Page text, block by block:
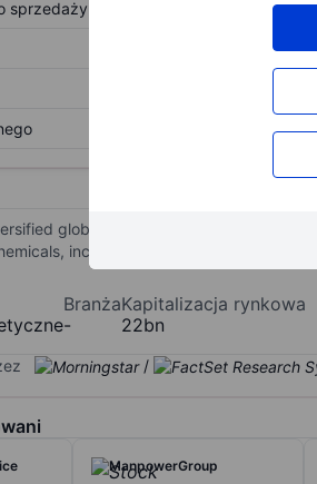
sprzedaży
global chemicals producer
including polyethylene, ethylene
Branża
-
Kapitalizacja rynkowa
22bn
/
ManpowerGroup